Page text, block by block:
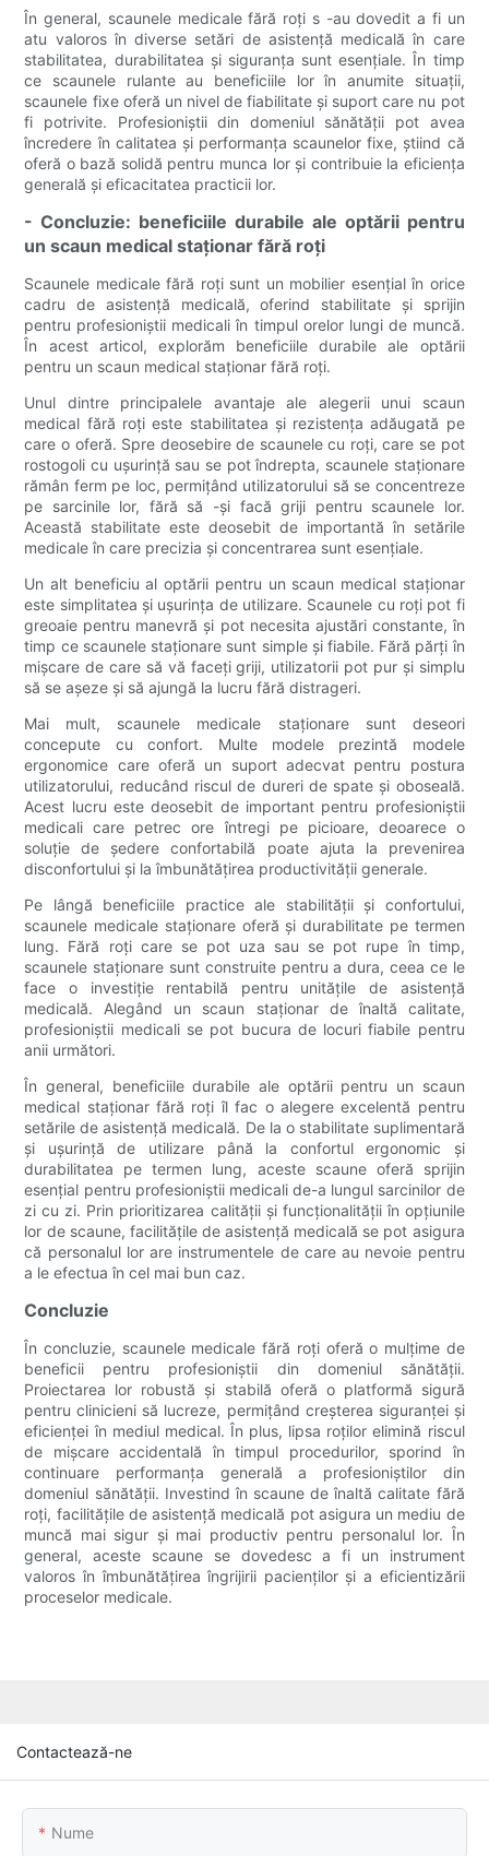
În general, scaunele medicale fără roți s -au dovedit a fi un
atu valoros în diverse setări de asistență medicală în care
stabilitatea, durabilitatea și siguranța sunt esențiale. În timp
ce scaunele rulante au beneficiile lor în anumite situații,
scaunele fixe oferă un nivel de fiabilitate și suport care nu pot
fi potrivite. Profesioniștii din domeniul sănătății pot avea
încredere în calitatea și performanța scaunelor fixe, știind că
oferă o bază solidă pentru munca lor și contribuie la eficiența
generală și eficacitatea practicii lor.
- Concluzie: beneficiile durabile ale optării pentru
un scaun medical staționar fără roți
Scaunele medicale fără roți sunt un mobilier esențial în orice
cadru de asistență medicală, oferind stabilitate și sprijin
pentru profesioniștii medicali în timpul orelor lungi de muncă.
În acest articol, explorăm beneficiile durabile ale optării
pentru un scaun medical staționar fără roți.
Unul dintre principalele avantaje ale alegerii unui scaun
medical fără roți este stabilitatea și rezistența adăugată pe
care o oferă. Spre deosebire de scaunele cu roți, care se pot
rostogoli cu ușurință sau se pot îndrepta, scaunele staționare
rămân ferm pe loc, permițând utilizatorului să se concentreze
pe sarcinile lor, fără să -și facă griji pentru scaunele lor.
Această stabilitate este deosebit de importantă în setările
medicale în care precizia și concentrarea sunt esențiale.
Un alt beneficiu al optării pentru un scaun medical staționar
este simplitatea și ușurința de utilizare. Scaunele cu roți pot fi
greoaie pentru manevră și pot necesita ajustări constante, în
timp ce scaunele staționare sunt simple și fiabile. Fără părți în
mișcare de care să vă faceți griji, utilizatorii pot pur și simplu
să se așeze și să ajungă la lucru fără distrageri.
Mai mult, scaunele medicale staționare sunt deseori
concepute cu confort. Multe modele prezintă modele
ergonomice care oferă un suport adecvat pentru postura
utilizatorului, reducând riscul de dureri de spate și oboseală.
Acest lucru este deosebit de important pentru profesioniștii
medicali care petrec ore întregi pe picioare, deoarece o
soluție de ședere confortabilă poate ajuta la prevenirea
disconfortului și la îmbunătățirea productivității generale.
Pe lângă beneficiile practice ale stabilității și confortului,
scaunele medicale staționare oferă și durabilitate pe termen
lung. Fără roți care se pot uza sau se pot rupe în timp,
scaunele staționare sunt construite pentru a dura, ceea ce le
face o investiție rentabilă pentru unitățile de asistență
medicală. Alegând un scaun staționar de înaltă calitate,
profesioniștii medicali se pot bucura de locuri fiabile pentru
anii următori.
În general, beneficiile durabile ale optării pentru un scaun
medical staționar fără roți îl fac o alegere excelentă pentru
setările de asistență medicală. De la o stabilitate suplimentară
și ușurință de utilizare până la confortul ergonomic și
durabilitatea pe termen lung, aceste scaune oferă sprijin
esențial pentru profesioniștii medicali de-a lungul sarcinilor de
zi cu zi. Prin prioritizarea calității și funcționalității în opțiunile
lor de scaune, facilitățile de asistență medicală se pot asigura
că personalul lor are instrumentele de care au nevoie pentru
a le efectua în cel mai bun caz.
Concluzie
În concluzie, scaunele medicale fără roți oferă o mulțime de
beneficii pentru profesioniștii din domeniul sănătății.
Proiectarea lor robustă și stabilă oferă o platformă sigură
pentru clinicieni să lucreze, permițând creșterea siguranței și
eficienței în mediul medical. În plus, lipsa roților elimină riscul
de mișcare accidentală în timpul procedurilor, sporind în
continuare performanța generală a profesioniștilor din
domeniul sănătății. Investind în scaune de înaltă calitate fără
roți, facilitățile de asistență medicală pot asigura un mediu de
muncă mai sigur și mai productiv pentru personalul lor. În
general, aceste scaune se dovedesc a fi un instrument
valoros în îmbunătățirea îngrijirii pacienților și a eficientizării
proceselor medicale.
Contactează-ne
Nume